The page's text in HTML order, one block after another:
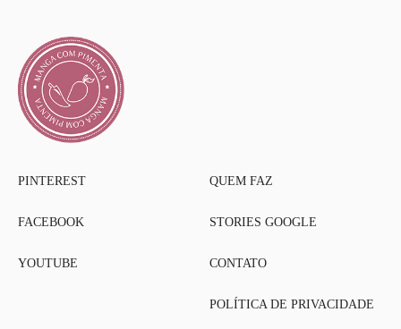
PINTEREST
FACEBOOK
YOUTUBE
QUEM FAZ
STORIES GOOGLE
CONTATO
POLÍTICA DE PRIVACIDADE